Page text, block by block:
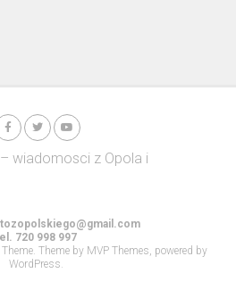
720 998 997
Theme by MVP Themes, powered by
WordPress.